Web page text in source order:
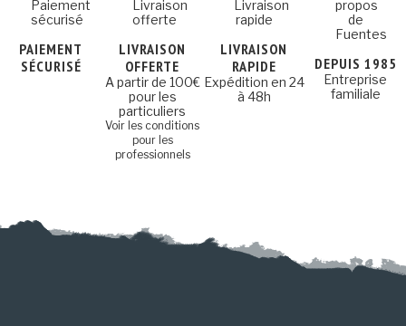
PAIEMENT
SÉCURISÉ
LIVRAISON
OFFERTE
A partir de 100€
pour les
particuliers
Voir les conditions
pour les
professionnels
LIVRAISON
RAPIDE
Expédition en 24
à 48h
DEPUIS 1985
Entreprise
familiale